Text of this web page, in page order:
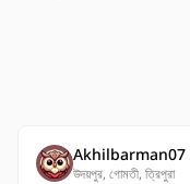
Akhilbarman07
উদয়পুর, গোমতী, ত্রিপুরা